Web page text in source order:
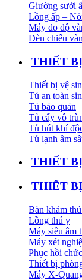
Giường sưởi
Lồng ấp –
Máy đo độ
Đèn chiếu
THIẾT
Thiết bị vệ
Tủ an toàn
Tủ bảo quản
Tủ cấy vô
Tủ hút khí
Tủ lạnh âm
THIẾT
THIẾT
Bàn khám
Lồng thú y
Máy siêu âm
Máy xét
Phục hồi
Thiết bị
Máy X-